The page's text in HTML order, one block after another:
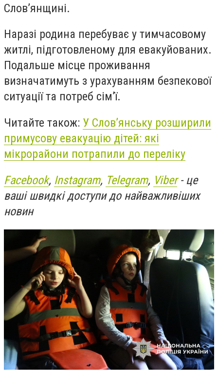
Слов’янщині.
Наразі родина перебуває у тимчасовому
житлі, підготовленому для евакуйованих.
Подальше місце проживання
визначатимуть з урахуванням безпекової
ситуації та потреб сім’ї.
Читайте також: У Слов’янську розширили
примусову евакуацію дітей: які
мікрорайони потрапили до переліку
Facebook, Instagram, Telegram, Viber- це
ваші швидкі доступи до найважливіших
новин